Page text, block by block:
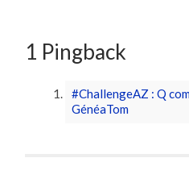
1 Pingback
#ChallengeAZ : Q
GénéaTom